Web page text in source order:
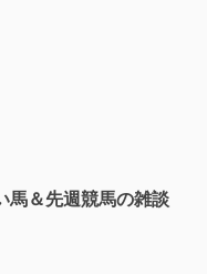
馬＆先週競馬の雑談